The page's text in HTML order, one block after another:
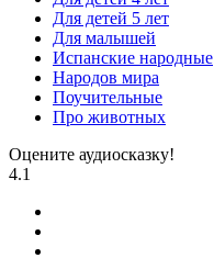
Для детей 5 лет
Для малышей
Испанские народные
Народов мира
Поучительные
Про животных
Оцените аудиосказку!
4.1